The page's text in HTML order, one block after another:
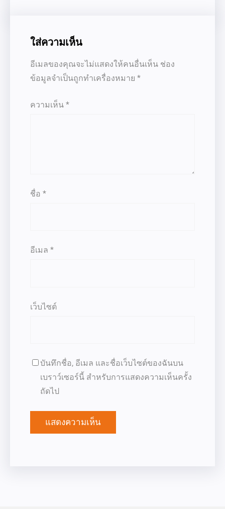
ใส่ความเห็น
อีเมลของคุณจะไม่แสดงให้คนอื่นเห็น ช่อง
ข้อมูลจำเป็นถูกทำเครื่องหมาย *
ความเห็น *
ชื่อ *
อีเมล *
เว็บไซต์
บันทึกชื่อ, อีเมล และชื่อเว็บไซต์ของฉันบน
เบราว์เซอร์นี้ สำหรับการแสดงความเห็นครั้ง
ถัดไป